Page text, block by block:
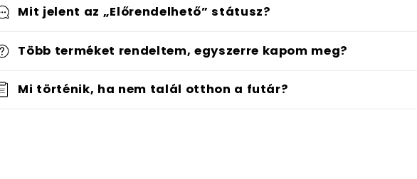
Mit jelent az „Előrendelhető” státusz?
Több terméket rendeltem, egyszerre kapom meg?
Mi történik, ha nem talál otthon a futár?